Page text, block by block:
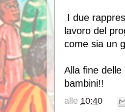
I due
lavoro del
come sia un
Alla fine
bambini!!
alle 10:40